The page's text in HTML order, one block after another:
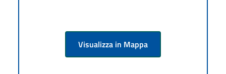
Visualizza in Mappa